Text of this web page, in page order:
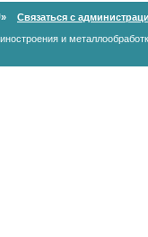
Связаться с
и